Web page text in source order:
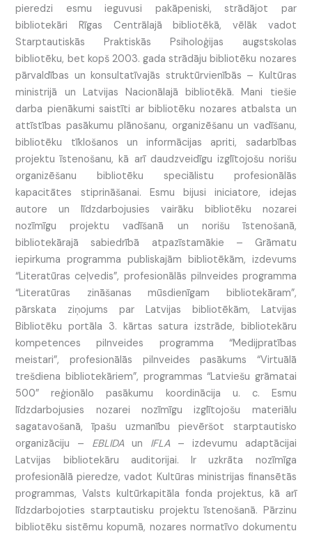
pieredzi esmu ieguvusi pakāpeniski, strādājot par
bibliotekāri Rīgas Centrālajā bibliotēkā, vēlāk vadot
Starptautiskās Praktiskās Psiholoģijas augstskolas
bibliotēku, bet kopš 2003. gada strādāju bibliotēku nozares
pārvaldības un konsultatīvajās struktūrvienībās – Kultūras
ministrijā un Latvijas Nacionālajā bibliotēkā. Mani tiešie
darba pienākumi saistīti ar bibliotēku nozares atbalsta un
attīstības pasākumu plānošanu, organizēšanu un vadīšanu,
bibliotēku tīklošanos un informācijas apriti, sadarbības
projektu īstenošanu, kā arī daudzveidīgu izglītojošu norišu
organizēšanu bibliotēku speciālistu profesionālās
kapacitātes stiprināšanai. Esmu bijusi iniciatore, idejas
autore un līdzdarbojusies vairāku bibliotēku nozarei
nozīmīgu projektu vadīšanā un norišu īstenošanā,
bibliotekārajā sabiedrībā atpazīstamākie – Grāmatu
iepirkuma programma publiskajām bibliotēkām, izdevums
“Literatūras ceļvedis”, profesionālās pilnveides programma
“Literatūras zināšanas mūsdienīgam bibliotekāram”,
pārskata ziņojums par Latvijas bibliotēkām, Latvijas
Bibliotēku portāla 3. kārtas satura izstrāde, bibliotekāru
kompetences pilnveides programma “Medijpratības
meistari”, profesionālās pilnveides pasākums “Virtuālā
trešdiena bibliotekāriem”, programmas “Latviešu grāmatai
500” reģionālo pasākumu koordinācija u. c. Esmu
līdzdarbojusies nozarei nozīmīgu izglītojošu materiālu
sagatavošanā, īpašu uzmanību pievēršot starptautisko
organizāciju – EBLIDAun IFLA– izdevumu adaptācijai
Latvijas bibliotekāru auditorijai. Ir uzkrāta nozīmīga
profesionālā pieredze, vadot Kultūras ministrijas finansētās
programmas, Valsts kultūrkapitāla fonda projektus, kā arī
līdzdarbojoties starptautisku projektu īstenošanā. Pārzinu
bibliotēku sistēmu kopumā, nozares normatīvo dokumentu